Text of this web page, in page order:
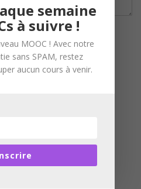
semaine
à suivre !
MOOC ! Avec notre
sans SPAM, restez
aucun cours à venir.